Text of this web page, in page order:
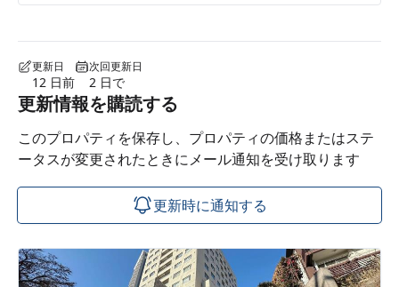
更新日
12 日前
次回更新日
2 日で
更新情報を購読する
このプロパティを保存し、プロパティの価格またはステ
ータスが変更されたときにメール通知を受け取ります
更新時に通知する